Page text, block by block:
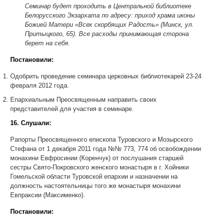
Семинар будет проходить в Центральной библиотеке
Белорусского Экзархата по адресу: приход храма иконы
Божией Матери «Всех скорбящих Радость» (Минск, ул.
Притыцкого, 65). Все расходы принимающая сторона
берет на себя.
Постановили:
Одобрить проведение семинара церковных библиотекарей 23-24
февраля 2012 года.
Епархиальным Преосвященным направить своих
представителей для участия в семинаре.
16. Слушали:
Рапорты Преосвященного епископа Туровского и Мозырского
Стефана от 1 декабря 2011 года №№ 773, 774 об освобождении
монахини Евфросинии (Коренчук) от послушания старшей
сестры Свято-Покровского женского монастыря в г. Хойники
Гомельской области Туровской епархии и назначении на
должность настоятельницы того же монастыря монахини
Евпраксии (Максименко).
Постановили: